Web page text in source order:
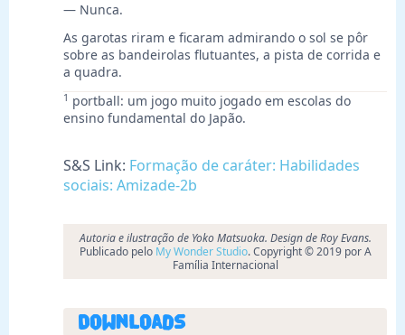
— Nunca.
As garotas riram e ficaram admirando o sol se pôr
sobre as bandeirolas flutuantes, a pista de corrida e
a quadra.
1 portball: um jogo muito jogado em escolas do
ensino fundamental do Japão.
S&S Link: Formação de caráter: Habilidades
sociais: Amizade-2b
Autoria e ilustração de Yoko Matsuoka. Design de Roy Evans.
Publicado pelo My Wonder Studio. Copyright © 2019 por A
Família Internacional
Downloads